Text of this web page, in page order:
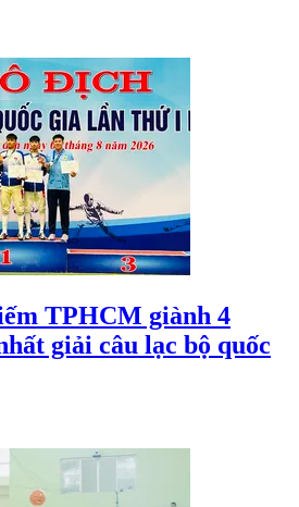
TPHCM giành 4
giải câu lạc bộ quốc